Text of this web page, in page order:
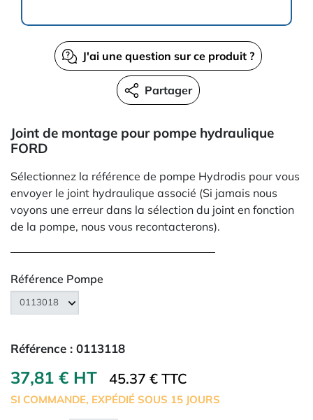
J'ai une question sur ce produit ?
Partager
Joint de montage pour pompe hydraulique
FORD
Sélectionnez la référence de pompe Hydrodis pour vous
envoyer le joint hydraulique associé (Si jamais nous
voyons une erreur dans la sélection du joint en fonction
de la pompe, nous vous recontacterons).
Référence Pompe
Référence : 0113118
37,81 € HT 45.37 € TTC
SI COMMANDE, EXPÉDIÉ SOUS 15 JOURS